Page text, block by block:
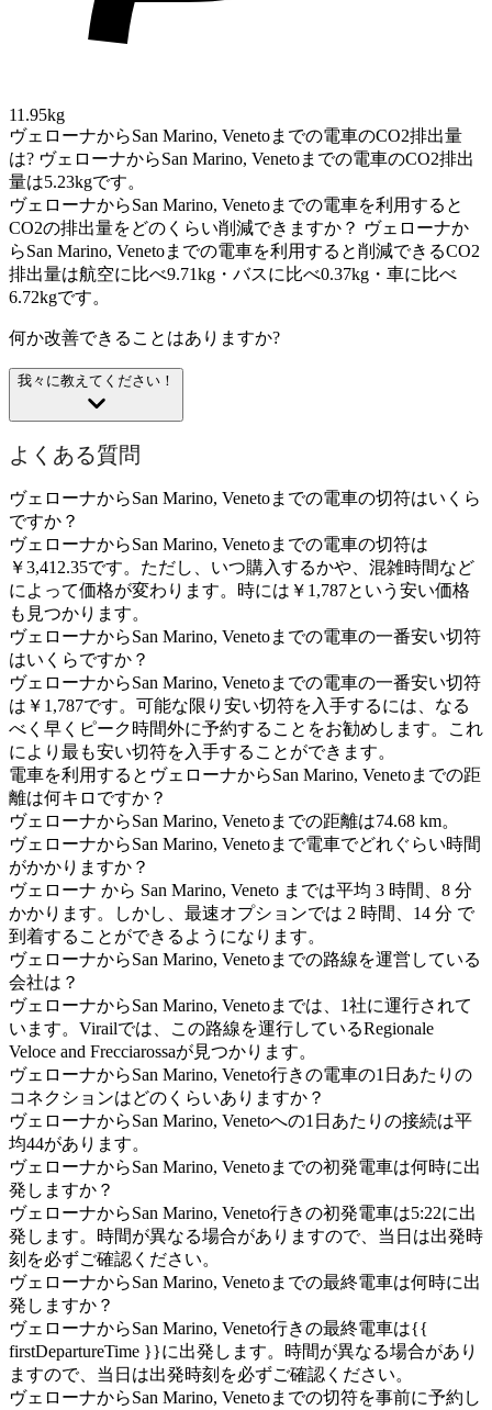
11.95kg
ヴェローナからSan Marino, Venetoまでの電車のCO2排出量
は? ヴェローナからSan Marino, Venetoまでの電車のCO2排出
量は5.23kgです。
ヴェローナからSan Marino, Venetoまでの電車を利用すると
CO2の排出量をどのくらい削減できますか？ ヴェローナか
らSan Marino, Venetoまでの電車を利用すると削減できるCO2
排出量は航空に比べ9.71kg・バスに比べ0.37kg・車に比べ
6.72kgです。
何か改善できることはありますか?
我々に教えてください！
よくある質問
ヴェローナからSan Marino, Venetoまでの電車の切符はいくら
ですか？
ヴェローナからSan Marino, Venetoまでの電車の切符は
￥3,412.35です。ただし、いつ購入するかや、混雑時間など
によって価格が変わります。時には￥1,787という安い価格
も見つかります。
ヴェローナからSan Marino, Venetoまでの電車の一番安い切符
はいくらですか？
ヴェローナからSan Marino, Venetoまでの電車の一番安い切符
は￥1,787です。可能な限り安い切符を入手するには、なる
べく早くピーク時間外に予約することをお勧めします。これ
により最も安い切符を入手することができます。
電車を利用するとヴェローナからSan Marino, Venetoまでの距
離は何キロですか？
ヴェローナからSan Marino, Venetoまでの距離は74.68 km。
ヴェローナからSan Marino, Venetoまで電車でどれぐらい時間
がかかりますか？
ヴェローナ から San Marino, Veneto までは平均 3 時間、8 分
かかります。しかし、最速オプションでは 2 時間、14 分 で
到着することができるようになります。
ヴェローナからSan Marino, Venetoまでの路線を運営している
会社は？
ヴェローナからSan Marino, Venetoまでは、1社に運行されて
います。Virailでは、この路線を運行しているRegionale
Veloce and Frecciarossaが見つかります。
ヴェローナからSan Marino, Veneto行きの電車の1日あたりの
コネクションはどのくらいありますか？
ヴェローナからSan Marino, Venetoへの1日あたりの接続は平
均44があります。
ヴェローナからSan Marino, Venetoまでの初発電車は何時に出
発しますか？
ヴェローナからSan Marino, Veneto行きの初発電車は5:22に出
発します。時間が異なる場合がありますので、当日は出発時
刻を必ずご確認ください。
ヴェローナからSan Marino, Venetoまでの最終電車は何時に出
発しますか？
ヴェローナからSan Marino, Veneto行きの最終電車は{{
firstDepartureTime }}に出発します。時間が異なる場合があり
ますので、当日は出発時刻を必ずご確認ください。
ヴェローナからSan Marino, Venetoまでの切符を事前に予約し